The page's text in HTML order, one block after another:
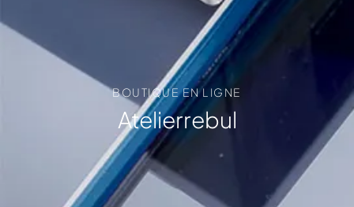
BOUTIQUE EN LIGNE
Atelierrebul